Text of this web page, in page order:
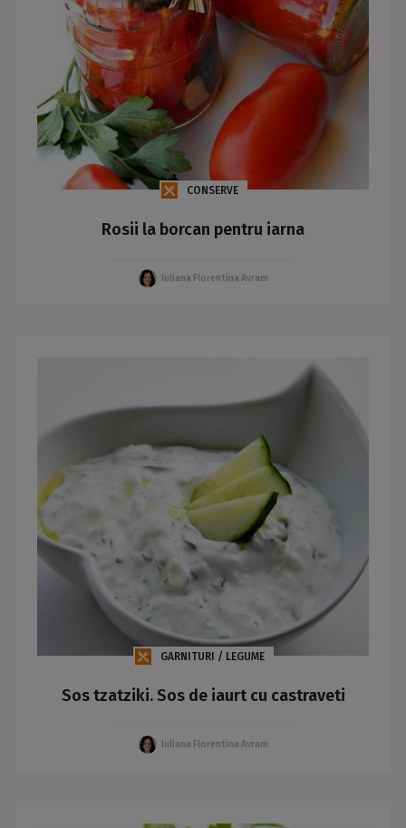
CONSERVE
Rosii la borcan pentru iarna
Iuliana Florentina Avram
GARNITURI / LEGUME
Sos tzatziki. Sos de iaurt cu castraveti
Iuliana Florentina Avram